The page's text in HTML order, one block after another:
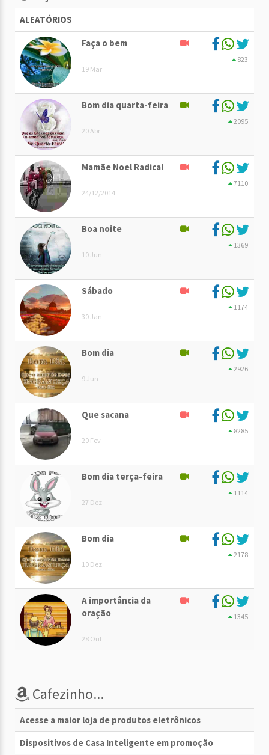
ALEATÓRIOS
Faça o bem
19 Mar
823
Bom dia quarta-feira
20 Abr
2095
Mamãe Noel Radical
24/12/2014
7110
Boa noite
10 Jun
1369
Sábado
30 Jan
1174
Bom dia
9 Jun
2926
Que sacana
20 Fev
8285
Bom dia terça-feira
27 Dez
1114
Bom dia
10 Dez
2178
A importância da
oração
28 Out
1345
Cafezinho...
Acesse a maior loja de produtos eletrônicos
Dispositivos de Casa Inteligente em promoção